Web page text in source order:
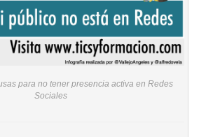
para no tener presencia activa en Redes
Sociales